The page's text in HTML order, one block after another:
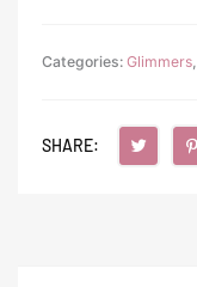
Categories: Glimmers,
SHARE: